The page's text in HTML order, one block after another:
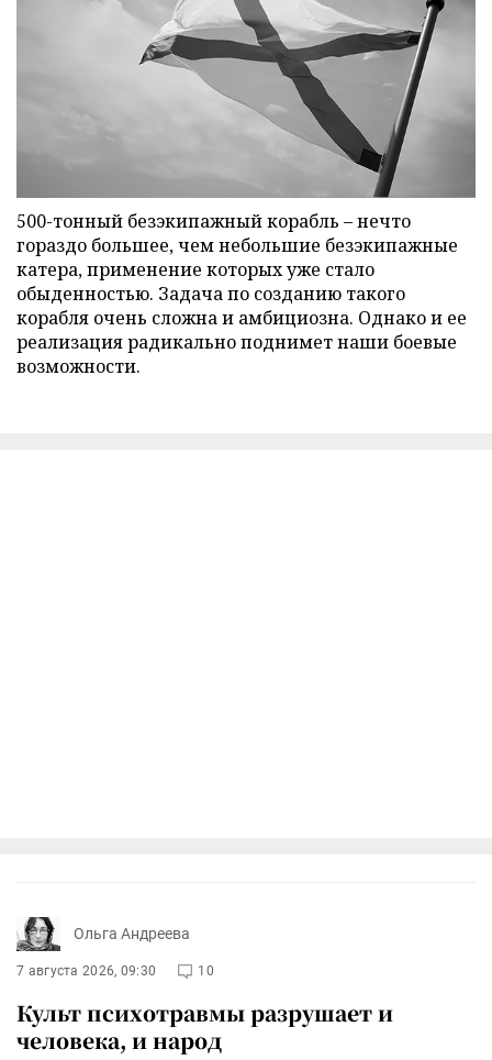
500-тонный безэкипажный корабль – нечто
гораздо большее, чем небольшие безэкипажные
катера, применение которых уже стало
обыденностью. Задача по созданию такого
корабля очень сложна и амбициозна. Однако и ее
реализация радикально поднимет наши боевые
возможности.
Ольга Андреева
7 августа 2026, 09:30 10
Культ психотравмы разрушает и
человека, и народ